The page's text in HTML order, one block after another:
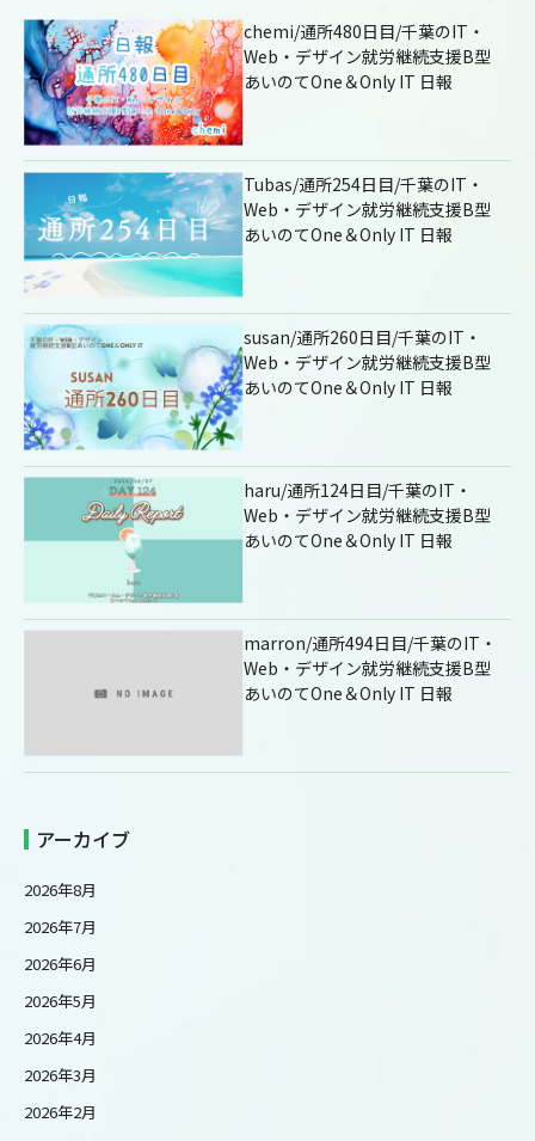
chemi/通所480日目/千葉のIT・
Web・デザイン就労継続支援B型
あいのてOne＆Only IT 日報
Tubas/通所254日目/千葉のIT・
Web・デザイン就労継続支援B型
あいのてOne＆Only IT 日報
susan/通所260日目/千葉のIT・
Web・デザイン就労継続支援B型
あいのてOne＆Only IT 日報
haru/通所124日目/千葉のIT・
Web・デザイン就労継続支援B型
あいのてOne＆Only IT 日報
marron/通所494日目/千葉のIT・
Web・デザイン就労継続支援B型
あいのてOne＆Only IT 日報
アーカイブ
2026年8月
2026年7月
2026年6月
2026年5月
2026年4月
2026年3月
2026年2月